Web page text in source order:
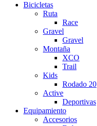
Bicicletas
Ruta
Race
Gravel
Gravel
Montaña
XCO
Trail
Kids
Rodado 20
Active
Deportivas
Equipamiento
Accesorios